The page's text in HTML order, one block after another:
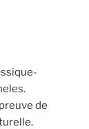
de